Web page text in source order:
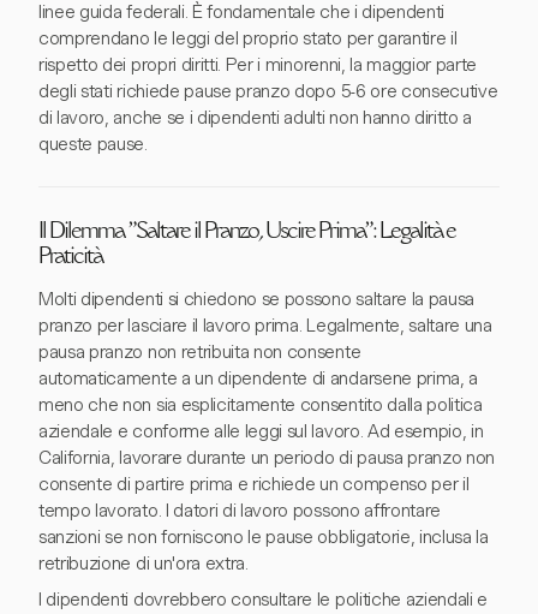
linee guida federali. È fondamentale che i dipendenti
comprendano le leggi del proprio stato per garantire il
rispetto dei propri diritti. Per i minorenni, la maggior parte
degli stati richiede pause pranzo dopo 5-6 ore consecutive
di lavoro, anche se i dipendenti adulti non hanno diritto a
queste pause.
Il Dilemma "Saltare il Pranzo, Uscire Prima": Legalità e
Praticità
Molti dipendenti si chiedono se possono saltare la pausa
pranzo per lasciare il lavoro prima. Legalmente, saltare una
pausa pranzo non retribuita non consente
automaticamente a un dipendente di andarsene prima, a
meno che non sia esplicitamente consentito dalla politica
aziendale e conforme alle leggi sul lavoro. Ad esempio, in
California, lavorare durante un periodo di pausa pranzo non
consente di partire prima e richiede un compenso per il
tempo lavorato. I datori di lavoro possono affrontare
sanzioni se non forniscono le pause obbligatorie, inclusa la
retribuzione di un'ora extra.
I dipendenti dovrebbero consultare le politiche aziendali e